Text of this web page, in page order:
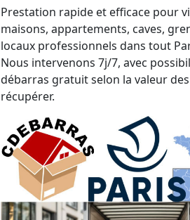
Prestation rapide et efficace pour
maisons, appartements, caves,
locaux professionnels dans tout
Nous intervenons 7j/7, avec
débarras gratuit selon la valeur
récupérer.